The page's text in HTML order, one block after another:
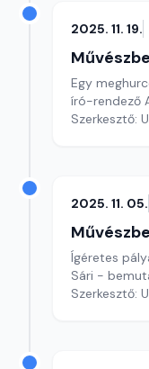
2025. 11. 19.
Egy
író-rendező
Szerkesztő:
2025. 11. 05.
Ígéretes
Sári -
Szerkesztő: